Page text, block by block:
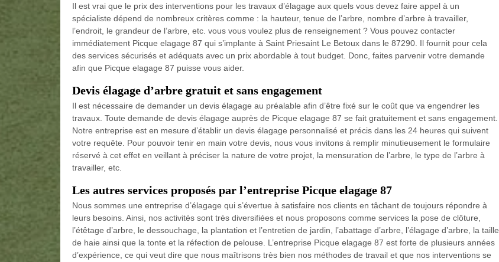
Il est vrai que le prix des interventions pour les travaux d’élagage aux quels vous devez faire appel à un
spécialiste dépend de nombreux critères comme : la hauteur, tenue de l’arbre, nombre d’arbre à travailler,
l’endroit, le grandeur de l’arbre, etc. vous vous voulez plus de renseignement ? Vous pouvez contacter
immédiatement Picque elagage 87 qui s’implante à Saint Priesaint Le Betoux dans le 87290. Il fournit pour cela
des services sécurisés et adéquats avec un prix abordable à tout budget. Donc, faites parvenir votre demande
afin que Picque elagage 87 puisse vous aider.
Devis élagage d’arbre gratuit et sans engagement
Il est nécessaire de demander un devis élagage au préalable afin d’être fixé sur le coût que va engendrer les
travaux. Toute demande de devis élagage auprès de Picque elagage 87 se fait gratuitement et sans engagement.
Notre entreprise est en mesure d’établir un devis élagage personnalisé et précis dans les 24 heures qui suivent
votre requête. Pour pouvoir tenir en main votre devis, nous vous invitons à remplir minutieusement le formulaire
réservé à cet effet en veillant à préciser la nature de votre projet, la mensuration de l’arbre, le type de l’arbre à
travailler, etc.
Les autres services proposés par l’entreprise Picque elagage 87
Nous sommes une entreprise d’élagage qui s’évertue à satisfaire nos clients en tâchant de toujours répondre à
leurs besoins. Ainsi, nos activités sont très diversifiées et nous proposons comme services la pose de clôture,
l’étêtage d’arbre, le dessouchage, la plantation et l’entretien de jardin, l’abattage d’arbre, l’élagage d’arbre, la taille
de haie ainsi que la tonte et la réfection de pelouse. L’entreprise Picque elagage 87 est forte de plusieurs années
d’expérience, ce qui veut dire que nous maîtrisons très bien nos méthodes de travail et que nos interventions se